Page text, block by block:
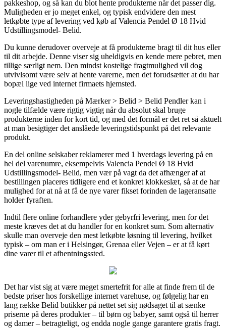
pakkeshop, og så kan du blot hente produkterne når det passer dig.
Muligheden er jo meget enkel, og typisk endvidere den mest
letkøbte type af levering ved køb af Valencia Pendel Ø 18 Hvid
Udstillingsmodel- Belid.
Du kunne derudover overveje at få produkterne bragt til dit hus eller
til dit arbejde. Denne viser sig uheldigvis en kende mere pebret, men
tillige særligt nem. Den mindst kostelige fragtmulighed vil dog
utvivlsomt være selv at hente varerne, men det forudsætter at du har
bopæl lige ved internet firmaets hjemsted.
Leveringshastigheden på Mærker > Belid > Belid Pendler kan i
nogle tilfælde være rigtig vigtig når du absolut skal bruge
produkterne inden for kort tid, og med det formål er det ret så aktuelt
at man besigtiger det anslåede leveringstidspunkt på det relevante
produkt.
En del online selskaber reklamerer med 1 hverdags levering på en
hel del varenumre, eksempelvis Valencia Pendel Ø 18 Hvid
Udstillingsmodel- Belid, men vær på vagt da det afhænger af at
bestillingen placeres tidligere end et konkret klokkeslæt, så at de har
mulighed for at nå at få de nye varer fikset forinden de lageransatte
holder fyraften.
Indtil flere online forhandlere yder gebyrfri levering, men for det
meste kræves det at du handler for en konkret sum. Som alternativ
skulle man overveje den mest letkøbte løsning til levering, hvilket
typisk – om man er i Helsingør, Grenaa eller Vejen – er at få kørt
dine varer til et afhentningssted.
Det har vist sig at være meget smertefrit for alle at finde frem til de
bedste priser hos forskellige internet varehuse, og følgelig har en
lang række Belid butikker på nettet set sig nødsaget til at sænke
priserne på deres produkter – til børn og babyer, samt også til herrer
og damer – betragteligt, og endda nogle gange garantere gratis fragt.